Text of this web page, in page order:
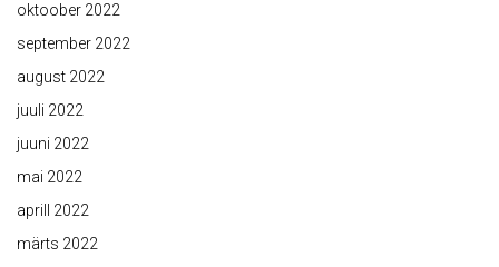
oktoober 2022
september 2022
august 2022
juuli 2022
juuni 2022
mai 2022
aprill 2022
märts 2022